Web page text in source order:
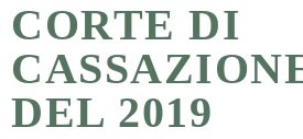
CORTE DI
DEL 2019